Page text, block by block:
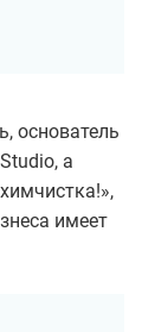
основатель
а
имеет